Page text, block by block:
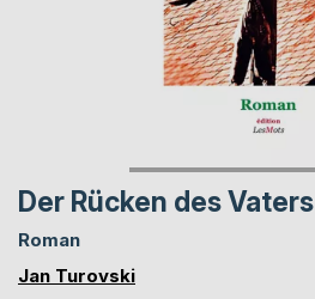
Der Rücken des Vaters
Roman
Jan Turovski